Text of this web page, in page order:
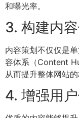
和曝光率。
3. 构建内
内容策划不仅仅是
容体系（Content
从而提升整体网站
4. 增强用